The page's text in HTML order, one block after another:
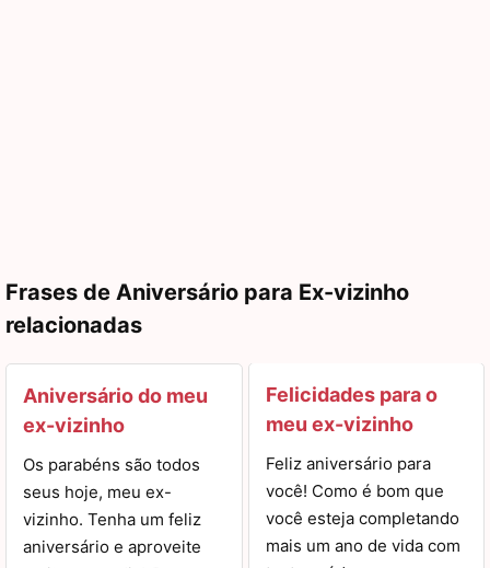
Frases de Aniversário para Ex-vizinho
relacionadas
Aniversário do meu
ex-vizinho
Os parabéns são todos
seus hoje, meu ex-
vizinho. Tenha um feliz
aniversário e aproveite
Felicidades para o
meu ex-vizinho
Feliz aniversário para
você! Como é bom que
você esteja completando
mais um ano de vida com